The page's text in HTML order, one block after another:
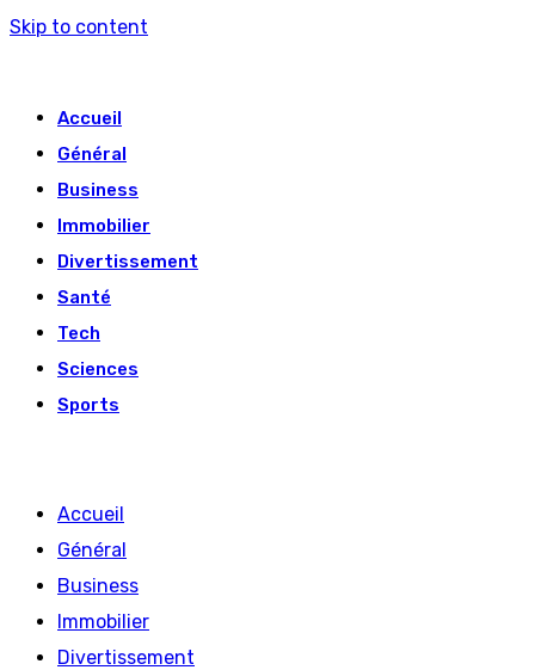
Skip to content
Accueil
Général
Business
Immobilier
Divertissement
Santé
Tech
Sciences
Sports
Accueil
Général
Business
Immobilier
Divertissement